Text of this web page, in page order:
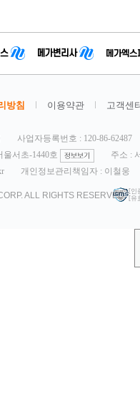
방침 이용약관 고객센
사업자등록번호 : 120-86-62487
울서초-1440호
주소 :
개인정보관리책임자 : 이철웅
ALL RIGHTS RESERVED. [인
[유